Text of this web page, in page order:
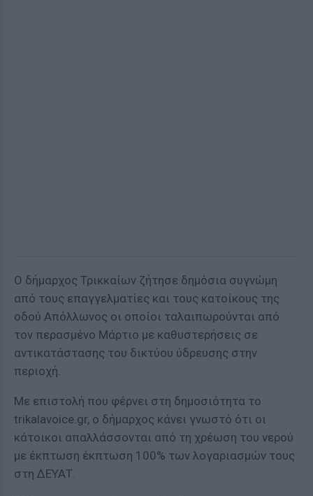
Ο δήμαρχος Τρικκαίων ζήτησε δημόσια συγνώμη
από τους επαγγελματίες και τους κατοίκους της
οδού Απόλλωνος οι οποίοι ταλαιπωρούνται από
τον περασμένο Μάρτιο με καθυστερήσεις σε
αντικατάστασης του δικτύου ύδρευσης στην
περιοχή.
Με επιστολή που φέρνει στη δημοσιότητα το
trikalavoice.gr, ο δήμαρχος κάνει γνωστό ότι οι
κάτοικοι απαλλάσσονται από τη χρέωση του νερού
με έκπτωση έκπτωση 100% των λογαριασμών τους
στη ΔΕΥΑΤ.